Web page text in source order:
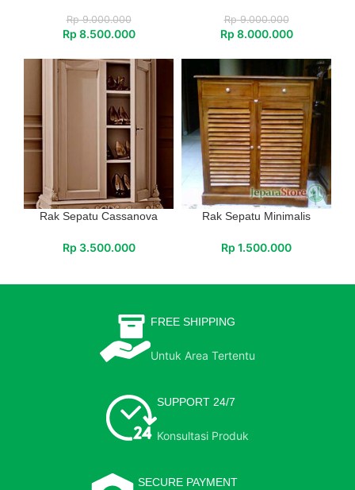
Rp9.000.000
Rp 8.500.000
Rp9.000.000
Rp 8.000.000
Rak Sepatu Cassanova
Rp 3.500.000
Rak Sepatu Minimalis
Rp 1.500.000
FREE SHIPPING
Untuk Area Tertentu
SUPPORT 24/7
Konsultasi Produk
SECURE PAYMENT